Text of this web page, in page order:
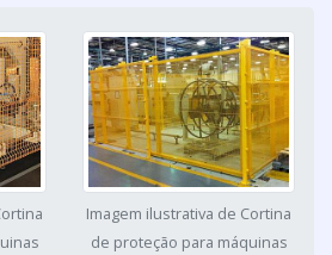
Imagem ilustrativa de Cortina
de proteção para máquinas